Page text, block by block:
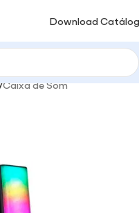
Download
Caixa de Som